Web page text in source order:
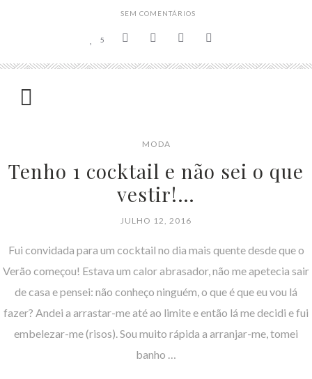
SEM COMENTÁRIOS
5
MODA
Tenho 1 cocktail e não sei o que
vestir!…
JULHO 12, 2016
Fui convidada para um cocktail no dia mais quente desde que o
Verão começou! Estava um calor abrasador, não me apetecia sair
de casa e pensei: não conheço ninguém, o que é que eu vou lá
fazer? Andei a arrastar-me até ao limite e então lá me decidi e fui
embelezar-me (risos). Sou muito rápida a arranjar-me, tomei
banho …